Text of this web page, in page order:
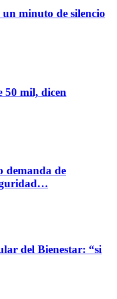
minuto de silencio
50 mil, dicen
demanda de
del Bienestar: “si